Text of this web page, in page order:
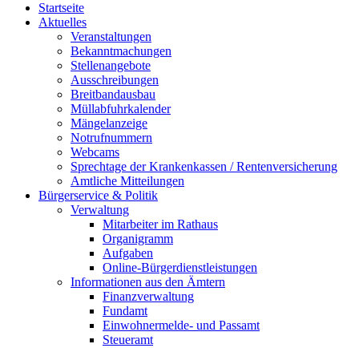
Startseite
Aktuelles
Veranstaltungen
Bekanntmachungen
Stellenangebote
Ausschreibungen
Breitbandausbau
Müllabfuhrkalender
Mängelanzeige
Notrufnummern
Webcams
Sprechtage der Krankenkassen / Rentenversicherung
Amtliche Mitteilungen
Bürgerservice & Politik
Verwaltung
Mitarbeiter im Rathaus
Organigramm
Aufgaben
Online-Bürgerdienstleistungen
Informationen aus den Ämtern
Finanzverwaltung
Fundamt
Einwohnermelde- und Passamt
Steueramt